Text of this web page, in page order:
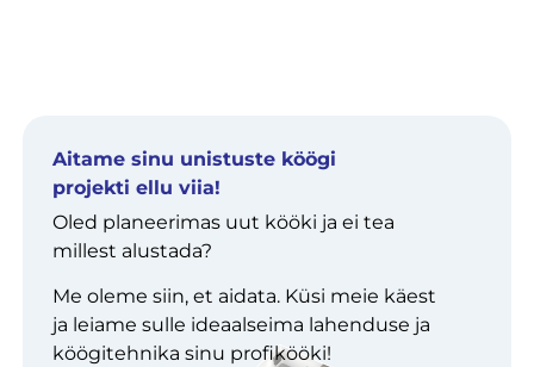
Aitame sinu unistuste köögi
projekti ellu viia!
Oled planeerimas uut kööki ja ei tea
millest alustada?
Me oleme siin, et aidata. Küsi meie käest
ja leiame sulle ideaalseima lahenduse ja
köögitehnika sinu profikööki!